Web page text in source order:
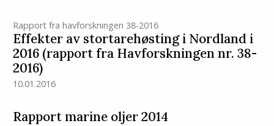
Rapport fra havforskningen 38-2016
Effekter av stortarehøsting i Nordland i
2016 (rapport fra Havforskningen nr. 38-
2016)
10.01.2016
Rapport marine oljer 2014